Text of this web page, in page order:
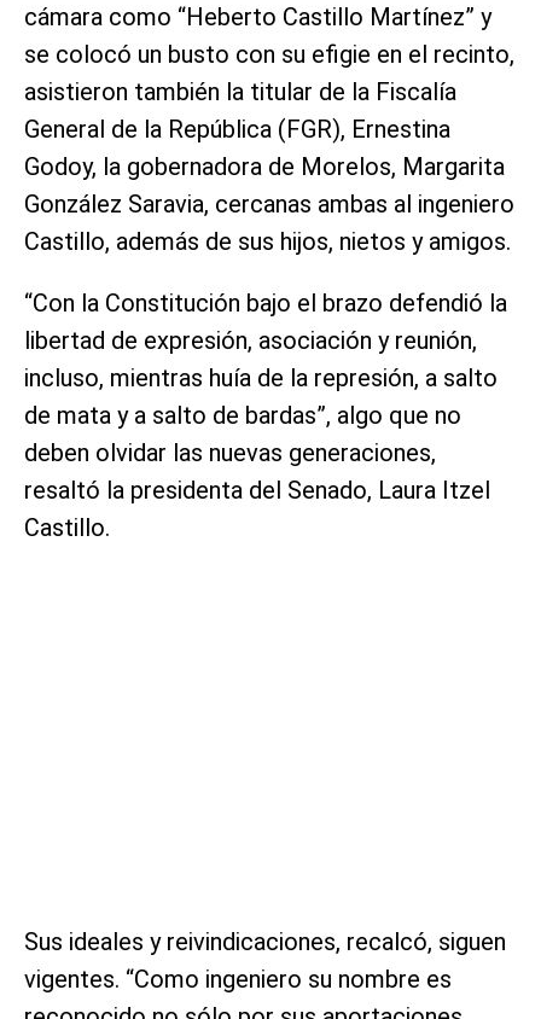
cámara como “Heberto Castillo Martínez” y
se colocó un busto con su efigie en el recinto,
asistieron también la titular de la Fiscalía
General de la República (FGR), Ernestina
Godoy, la gobernadora de Morelos, Margarita
González Saravia, cercanas ambas al ingeniero
Castillo, además de sus hijos, nietos y amigos.
“Con la Constitución bajo el brazo defendió la
libertad de expresión, asociación y reunión,
incluso, mientras huía de la represión, a salto
de mata y a salto de bardas”, algo que no
deben olvidar las nuevas generaciones,
resaltó la presidenta del Senado, Laura Itzel
Castillo.
Sus ideales y reivindicaciones, recalcó, siguen
vigentes. “Como ingeniero su nombre es